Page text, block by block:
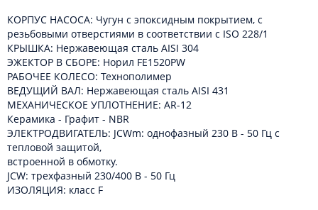
КОРПУС НАСОСА: Чугун с эпоксидным покрытием, с
резьбовыми отверстиями в соответствии с ISO 228/1
КРЫШКА: Нержавеющая сталь AISI 304
ЭЖЕКТОР В СБОРЕ: Норил FE1520PW
РАБОЧЕЕ КОЛЕСО: Технополимер
ВЕДУЩИЙ ВАЛ: Нержавеющая сталь AISI 431
МЕХАНИЧЕСКОЕ УПЛОТНЕНИЕ: AR-12
Керамика - Графит - NBR
ЭЛЕКТРОДВИГАТЕЛЬ: JCWm: однофазный 230 В - 50 Гц с
тепловой защитой,
встроенной в обмотку.
JCW: трехфазный 230/400 В - 50 Гц
ИЗОЛЯЦИЯ: класс F